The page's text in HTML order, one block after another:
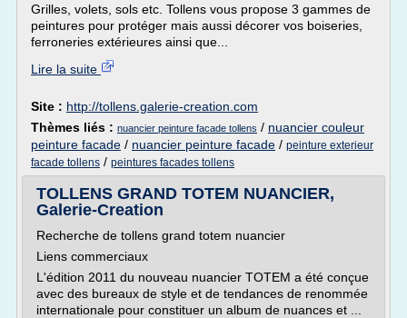
Grilles, volets, sols etc. Tollens vous propose 3 gammes de
peintures pour protéger mais aussi décorer vos boiseries,
ferroneries extérieures ainsi que...
Lire la suite
Site : http://tollens.galerie-creation.com
Thèmes liés : nuancier peinture facade tollens / nuancier couleur
peinture facade / nuancier peinture facade / peinture exterieur
facade tollens / peintures facades tollens
TOLLENS GRAND TOTEM NUANCIER,
Galerie-Creation
Recherche de tollens grand totem nuancier
Liens commerciaux
L'édition 2011 du nouveau nuancier TOTEM a été conçue
avec des bureaux de style et de tendances de renommée
internationale pour constituer un album de nuances et ...